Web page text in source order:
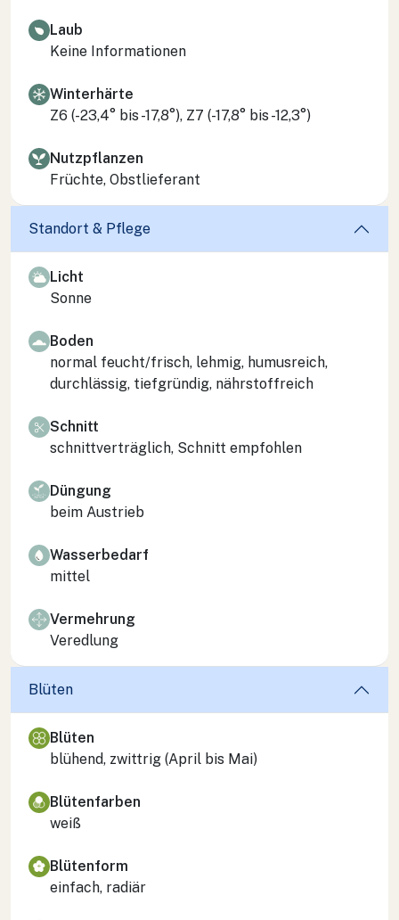
Laub
Keine Informationen
Winterhärte
Z6 (-23,4° bis -17,8°), Z7 (-17,8° bis -12,3°)
Nutzpflanzen
Früchte, Obstlieferant
Standort & Pflege
Licht
Sonne
Boden
normal feucht/frisch, lehmig, humusreich,
durchlässig, tiefgründig, nährstoffreich
Schnitt
schnittverträglich, Schnitt empfohlen
Düngung
beim Austrieb
Wasserbedarf
mittel
Vermehrung
Veredlung
Blüten
Blüten
blühend, zwittrig (April bis Mai)
Blütenfarben
weiß
Blütenform
einfach, radiär